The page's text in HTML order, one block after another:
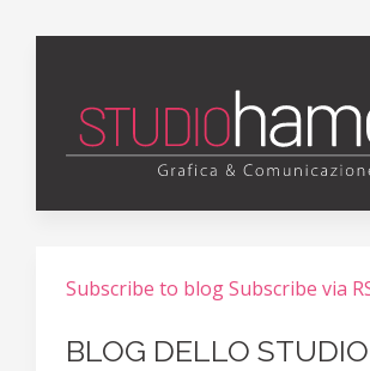
Subscribe to blogSubscribe via
BLOG DELLO STUDIO